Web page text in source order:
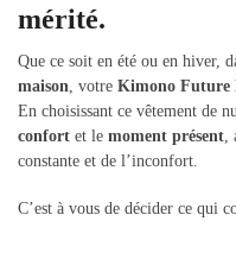
mérité.
Que ce soit en été ou en hiver,
maison , votre Kimono Future
En choisissant ce vêtement de
confort et le moment présent
constante et de l’inconfort.
C’est à vous de décider ce qui